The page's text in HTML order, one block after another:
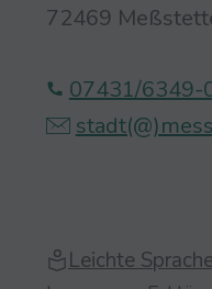
72469
07431/6349-
Leichte